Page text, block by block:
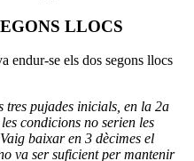
LLOCS
endur-se els dos segons llocs
tres pujades inicials, en la 2a
condicions no serien les
baixar en 3 dècimes el
va ser suficient per mantenir